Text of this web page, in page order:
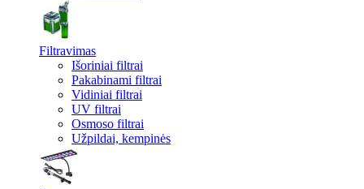
Filtravimas
Išoriniai filtrai
Pakabinami filtrai
Vidiniai filtrai
UV filtrai
Osmoso filtrai
Užpildai, kempinės